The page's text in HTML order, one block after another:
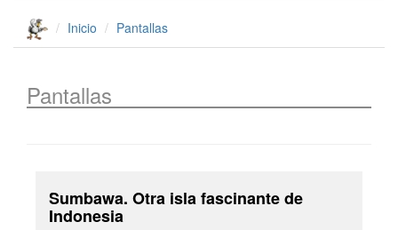
Inicio Pantallas
Pantallas
Sumbawa. Otra isla fascinante de
Indonesia